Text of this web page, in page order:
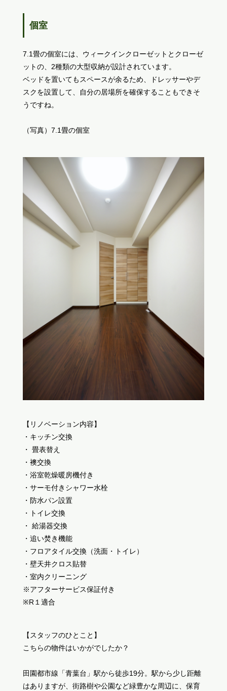
個室
7.1畳の個室には、ウィークインクローゼットとクローゼ
ットの、2種類の大型収納が設計されています。
ベッドを置いてもスペースが余るため、ドレッサーやデ
スクを設置して、自分の居場所を確保することもできそ
うですね。
（写真）7.1畳の個室
【リノベーション内容】
・キッチン交換
・ 畳表替え
・襖交換
・浴室乾燥暖房機付き
・サーモ付きシャワー水栓
・防水パン設置
・トイレ交換
・ 給湯器交換
・追い焚き機能
・フロアタイル交換（洗面・トイレ）
・壁天井クロス貼替
・室内クリーニング
※アフターサービス保証付き
※R１適合
【スタッフのひとこと】
こちらの物件はいかがでしたか？
田園都市線「青葉台」駅から徒歩19分。駅から少し距離
はありますが、街路樹や公園など緑豊かな周辺に、保育